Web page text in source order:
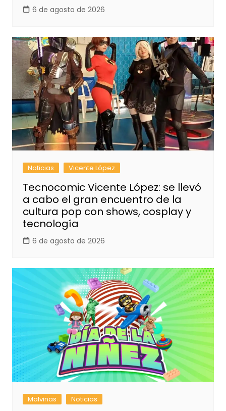
6 de agosto de 2026
Noticias Vicente López
Tecnocomic Vicente López: se llevó
a cabo el gran encuentro de la
cultura pop con shows, cosplay y
tecnología
6 de agosto de 2026
Malvinas Noticias